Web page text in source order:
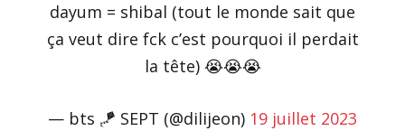
dayum = shibal (tout le monde sait que
ça veut dire fck c’est pourquoi il perdait
la tête) 😭😭😭
— bts 🪁 SEPT (@dilijeon) 19 juillet 2023